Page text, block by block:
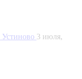
Устиново 3 июля,